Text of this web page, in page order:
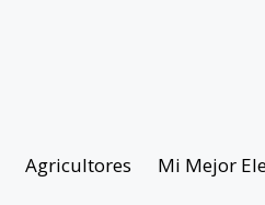
Agricultores Mi Mejor